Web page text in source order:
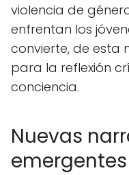
violencia de
enfrentan los
convierte, de esta
para la reflexión
conciencia.
Nuevas
emergentes